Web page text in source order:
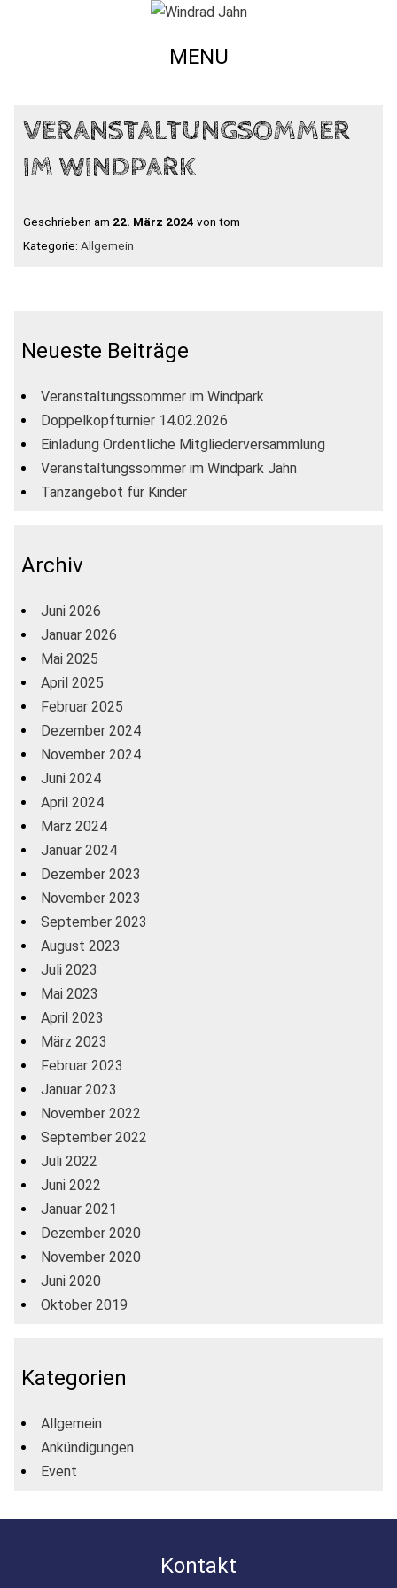
MENU
VERANSTALTUNGSOMMER
IM WINDPARK
Geschrieben am 22. März 2024 von tom
Kategorie: Allgemein
Neueste Beiträge
Veranstaltungssommer im Windpark
Doppelkopfturnier 14.02.2026
Einladung Ordentliche Mitgliederversammlung
Veranstaltungssommer im Windpark Jahn
Tanzangebot für Kinder
Archiv
Juni 2026
Januar 2026
Mai 2025
April 2025
Februar 2025
Dezember 2024
November 2024
Juni 2024
April 2024
März 2024
Januar 2024
Dezember 2023
November 2023
September 2023
August 2023
Juli 2023
Mai 2023
April 2023
März 2023
Februar 2023
Januar 2023
November 2022
September 2022
Juli 2022
Juni 2022
Januar 2021
Dezember 2020
November 2020
Juni 2020
Oktober 2019
Kategorien
Allgemein
Ankündigungen
Event
Kontakt